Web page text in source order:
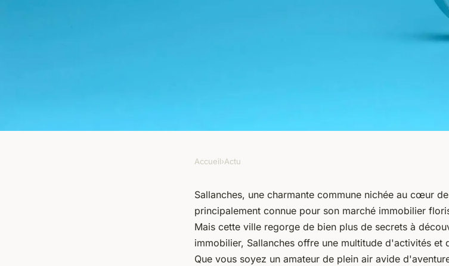
Les meilleurs secrets de
Explorez la ville au-delà de
Accueil›Actu
Sallanches, une charmante commune nichée au cœur
principalement connue pour son marché immobilier
Mais cette ville regorge de bien plus de secrets à
immobilier, Sallanches offre une multitude d'activités et
Que vous soyez un amateur de plein air avide